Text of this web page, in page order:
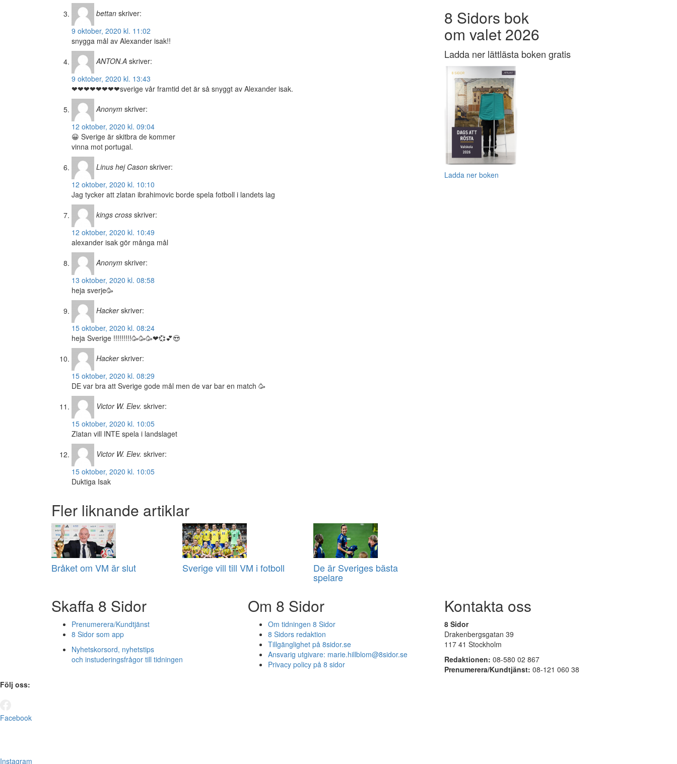
bettan skriver:
9 oktober, 2020 kl. 11:02
snygga mål av Alexander isak!!
ANTON.A skriver:
9 oktober, 2020 kl. 13:43
❤❤❤❤❤❤❤❤sverige vår framtid det är så snyggt av Alexander isak.
Anonym skriver:
12 oktober, 2020 kl. 09:04
😀 Sverige är skitbra de kommer
vinna mot portugal.
Linus hej Cason skriver:
12 oktober, 2020 kl. 10:10
Jag tycker att zlatan ibrahimovic borde spela fotboll i landets lag
kings cross skriver:
12 oktober, 2020 kl. 10:49
alexander isak gör många mål
Anonym skriver:
13 oktober, 2020 kl. 08:58
heja sverje🥳
Hacker skriver:
15 oktober, 2020 kl. 08:24
heja Sverige !!!!!!!!!🥳🥳🥳❤💞💕😍
Hacker skriver:
15 oktober, 2020 kl. 08:29
DE var bra att Sverige gode mål men de var bar en match 🥳
Victor W. Elev. skriver:
15 oktober, 2020 kl. 10:05
Zlatan vill INTE spela i landslaget
Victor W. Elev. skriver:
15 oktober, 2020 kl. 10:05
Duktiga Isak
Fler liknande artiklar
Bråket om VM är slut Sverige vill till VM i fotboll De är Sveriges bästa
spelare
8 Sidors bok
om valet 2026
Ladda ner lättlästa boken gratis
Ladda ner boken
Skaffa 8 Sidor
Prenumerera/Kundtjänst
8 Sidor som app
Nyhetskorsord, nyhetstips
och instuderingsfrågor till tidningen
Om 8 Sidor
Om tidningen 8 Sidor
8 Sidors redaktion
Tillgänglighet på 8sidor.se
Ansvarig utgivare: marie.hillblom@8sidor.se
Privacy policy på 8 sidor
Kontakta oss
8 Sidor
Drakenbergsgatan 39
117 41 Stockholm
Redaktionen: 08-580 02 867
Prenumerera/Kundtjänst: 08-121 060 38
Följ oss:
Facebook
Instagram